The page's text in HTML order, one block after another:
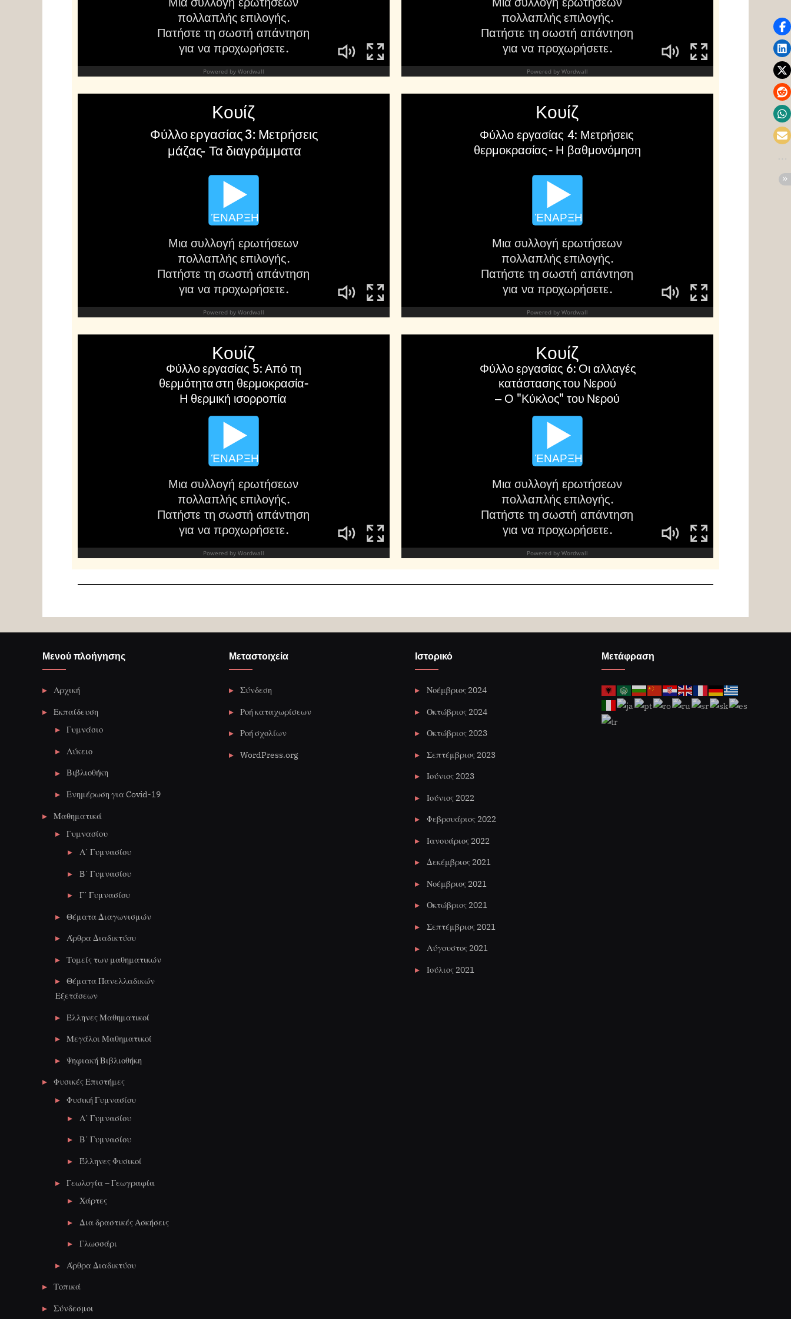
Μενού πλοήγησης
Αρχική
Εκπαίδευση
Γυμνάσιο
Λύκειο
Βιβλιοθήκη
Ενημέρωση για Covid-19
Μαθηματικά
Γυμνασίου
Α΄ Γυμνασίου
Β΄ Γυμνασίου
Γ΄ Γυμνασίου
Θέματα Διαγωνισμών
Άρθρα Διαδικτύου
Τομείς των μαθηματικών
Θέματα Πανελλαδικών
Εξετάσεων
Έλληνες Μαθηματικοί
Μεγάλοι Μαθηματικοί
Ψηφιακή Βιβλιοθήκη
Φυσικές Επιστήμες
Φυσική Γυμνασίου
Α΄ Γυμνασίου
Β΄ Γυμνασίου
Έλληνες Φυσικοί
Γεωλογία – Γεωγραφία
Χάρτες
Δια δραστικές Ασκήσεις
Γλωσσάρι
Άρθρα Διαδικτύου
Τοπικά
Σύνδεσμοι
Μεταστοιχεία
Σύνδεση
Ροή καταχωρίσεων
Ροή σχολίων
WordPress.org
Ιστορικό
Νοέμβριος 2024
Οκτώβριος 2024
Οκτώβριος 2023
Σεπτέμβριος 2023
Ιούνιος 2023
Ιούνιος 2022
Φεβρουάριος 2022
Ιανουάριος 2022
Δεκέμβριος 2021
Νοέμβριος 2021
Οκτώβριος 2021
Σεπτέμβριος 2021
Αύγουστος 2021
Ιούλιος 2021
Μετάφραση